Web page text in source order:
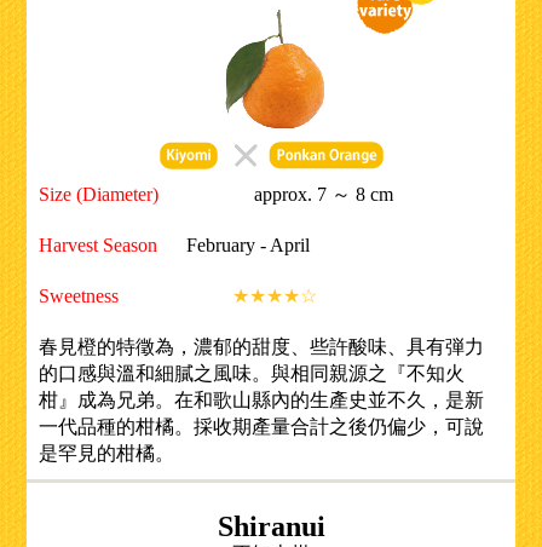
Size (Diameter) approx. 7 ～ 8 cm
Harvest Season February - April
Sweetness ★★★★☆
春見橙的特徵為，濃郁的甜度、些許酸味、具有弾力
的口感與溫和細膩之風味。與相同親源之『不知火
柑』成為兄弟。在和歌山縣內的生產史並不久，是新
一代品種的柑橘。採收期產量合計之後仍偏少，可說
是罕見的柑橘。
Shiranui